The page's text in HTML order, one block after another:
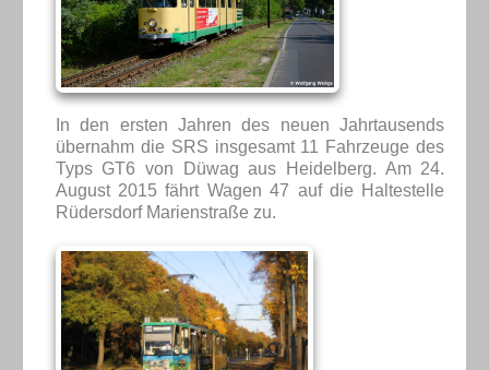
In den ersten Jahren des neuen Jahrtausends
übernahm die SRS insgesamt 11 Fahrzeuge des
Typs GT6 von Düwag aus Heidelberg. Am 24.
August 2015 fährt Wagen 47 auf die Haltestelle
Rüdersdorf Marienstraße zu.